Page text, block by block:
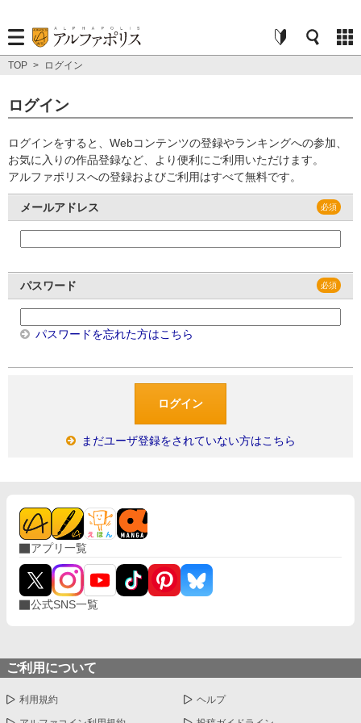
TOP > ログイン
ログイン
ログインをすると、Webコンテンツの登録やランキングへの参加、
お気に入りの作品登録など、より便利にご利用いただけます。
アルファポリスへの登録およびご利用はすべて無料です。
メールアドレス
パスワード
パスワードを忘れた方はこちら
まだユーザ登録をされていない方はこちら
アプリ一覧
公式SNS一覧
ご利用について
利用規約 ヘルプ